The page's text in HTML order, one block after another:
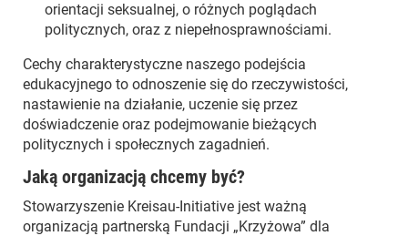
orientacji seksualnej, o różnych poglądach
politycznych, oraz z niepełnosprawnościami.
Cechy charakterystyczne naszego podejścia
edukacyjnego to odnoszenie się do rzeczywistości,
nastawienie na działanie, uczenie się przez
doświadczenie oraz podejmowanie bieżących
politycznych i społecznych zagadnień.
Jaką organizacją chcemy być?
Stowarzyszenie Kreisau-Initiative jest ważną
organizacją partnerską Fundacji „Krzyżowa” dla